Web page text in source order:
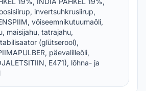
invertsuhkrusiirup,
võiseemnikutuumaõli,
maisijahu, tatrajahu,
(glütserool),
päevalilleõli,
E471), lõhna- ja